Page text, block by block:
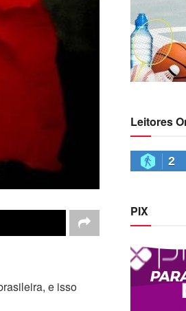
e isso
Leitores
2
PIX